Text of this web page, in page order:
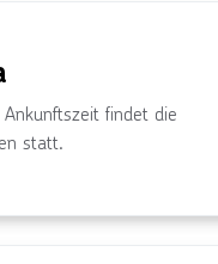
findet die
statt.